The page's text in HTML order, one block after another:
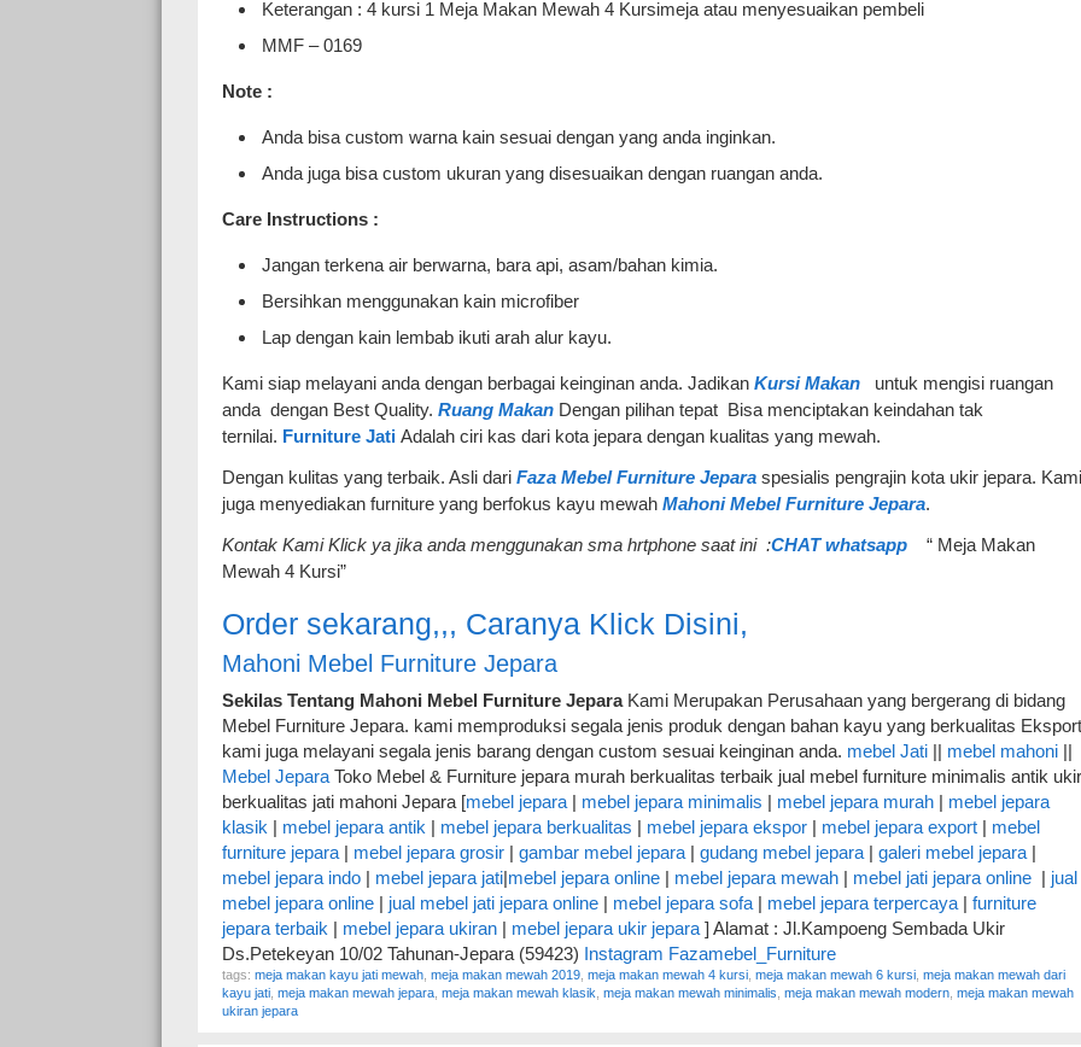
Keterangan : 4 kursi 1 Meja Makan Mewah 4 Kursimeja atau menyesuaikan pembeli
MMF – 0169
Note :
Anda bisa custom warna kain sesuai dengan yang anda inginkan.
Anda juga bisa custom ukuran yang disesuaikan dengan ruangan anda.
Care Instructions :
Jangan terkena air berwarna, bara api, asam/bahan kimia.
Bersihkan menggunakan kain microfiber
Lap dengan kain lembab ikuti arah alur kayu.
Kami siap melayani anda dengan berbagai keinginan anda. JadikanKursi Makan
untuk mengisi ruangan
anda dengan Best Quality.Ruang Makan Dengan pilihan tepat Bisa menciptakan keindahan tak
ternilai. Furniture Jati Adalah ciri kas dari kota jepara dengan kualitas yang mewah.
Dengan kulitas yang terbaik. Asli dariFaza Mebel Furniture Jepara spesialis pengrajin kota ukir jepara.
juga menyediakan furniture yang berfokus kayu mewahMahoni Mebel Furniture Jepara.
Kontak Kami Klick ya jika anda menggunakan sma hrtphone saat ini :CHAT whatsapp
“ Meja Makan
Mewah 4 Kursi”
Order sekarang,,, Caranya Klick Disini,
Mahoni Mebel Furniture Jepara
Sekilas Tentang Mahoni Mebel Furniture JeparaKami Merupakan Perusahaan yang bergerang di bidang
Mebel Furniture Jepara. kami memproduksi segala jenis produk dengan bahan kayu yang berkualitas
kami juga melayani segala jenis barang dengan custom sesuai keinginan anda. mebel Jati || mebel mahoni ||
Mebel Jepara Toko Mebel & Furniture jepara murah berkualitas terbaik jual mebel furniture minimalis antik
berkualitas jati mahoni Jepara [mebel jepara | mebel jepara minimalis | mebel jepara murah | mebel jepara
klasik | mebel jepara antik | mebel jepara berkualitas | mebel jepara ekspor | mebel jepara export | mebel
furniture jepara | mebel jepara grosir |gambar mebel jepara |gudang mebel jepara |galeri mebel jepara |
mebel jepara indo | mebel jepara jati|mebel jepara online | mebel jepara mewah | mebel jati jepara online | jual
mebel jepara online | jual mebel jati jepara online | mebel jepara sofa | mebel jepara terpercaya |furniture
jepara terbaik | mebel jepara ukiran | mebel jepara ukir jepara] Alamat : Jl.Kampoeng Sembada Ukir
Ds.Petekeyan 10/02 Tahunan-Jepara (59423) Instagram Fazamebel_Furniture
tags:meja makan kayu jati mewah ,meja makan mewah 2019 ,meja makan mewah 4 kursi ,meja makan mewah 6 kursi ,meja makan mewah dari
kayu jati ,meja makan mewah jepara ,meja makan mewah klasik ,meja makan mewah minimalis ,meja makan mewah modern ,meja makan mewah
ukiran jepara